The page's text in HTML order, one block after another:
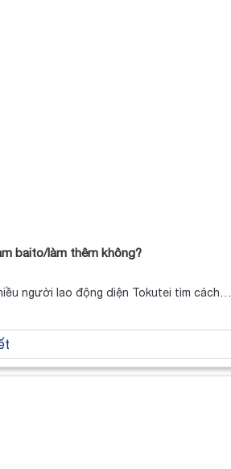
baito/làm thêm không?
người lao động diện Tokutei tìm cách…